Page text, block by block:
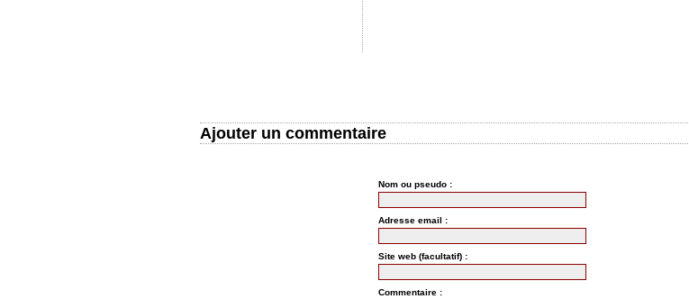
Ajouter un commentaire
Nom ou pseudo :
Adresse email :
Site web (facultatif) :
Commentaire :